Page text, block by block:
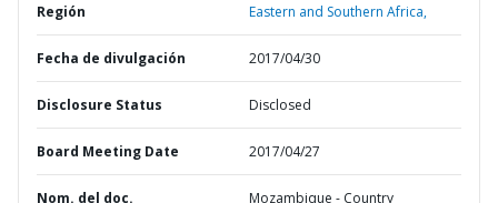
Región Eastern and Southern Africa,
Fecha de divulgación 2017/04/30
Disclosure Status Disclosed
Board Meeting Date 2017/04/27
Nom. del doc.
Mozambique - Country